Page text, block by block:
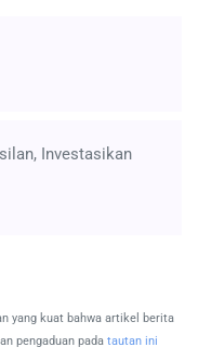
Investasikan
yang kuat bahwa artikel berita
pengaduan pada tautan ini